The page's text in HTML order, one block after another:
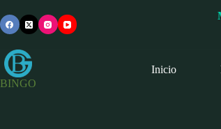
al
contenido
BINGO
Inicio